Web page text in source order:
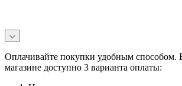
Оплачивайте покупки удобным способом.
магазине доступно 3 варианта оплаты: